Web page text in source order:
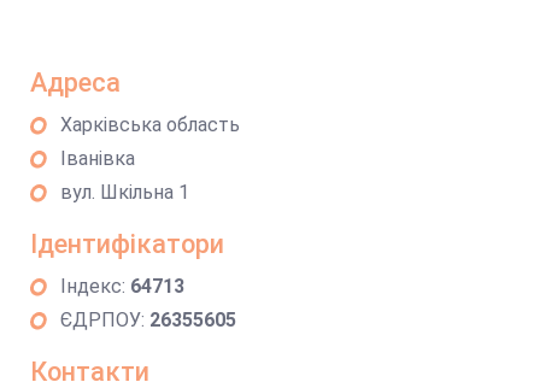
Адреса
Харківська область
Іванівка
вул. Шкільна 1
Ідентифікатори
Індекс: 64713
ЄДРПОУ: 26355605
Контакти